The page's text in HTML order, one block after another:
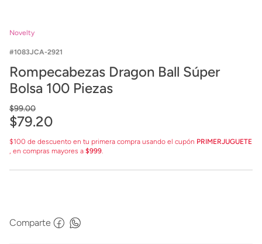
Novelty
1083JCA-2921
Rompecabezas Dragon Ball Súper
Bolsa 100 Piezas
$99.00
$79.20
$100 de descuento en tu primera compra usando el cupón PRIMERJUGUETE
, en compras mayores a $999.
Comparte